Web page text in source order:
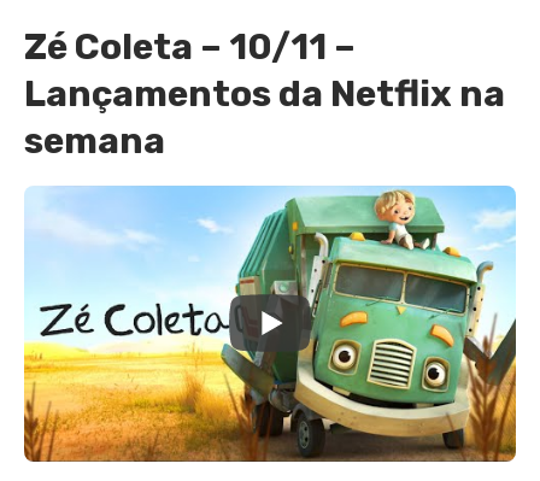
Zé Coleta – 10/11 –
Lançamentos da Netflix na
semana